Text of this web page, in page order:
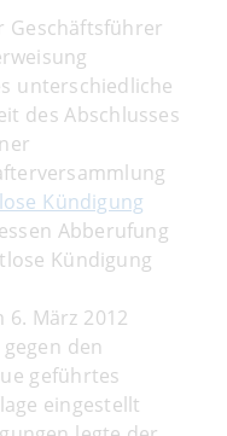
Geschäftsführer
unterschiedliche
des Abschlusses
Kündigung
Abberufung
Kündigung
6. März 2012
den
geführtes
eingestellt